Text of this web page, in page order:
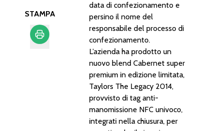
STAMPA
data di confezionamento e
persino il nome del
responsabile del processo di
confezionamento.
L’azienda ha prodotto un
nuovo blend Cabernet super
premium in edizione limitata,
Taylors The Legacy 2014,
provvisto di tag anti-
manomissione NFC univoco,
integrati nella chiusura, per